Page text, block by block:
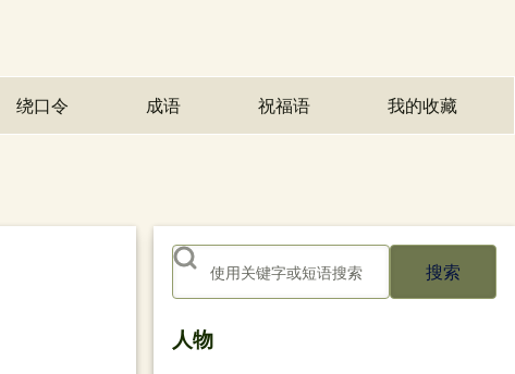
绕口令 成语 祝福语 我的收藏(opens in
搜索
人物